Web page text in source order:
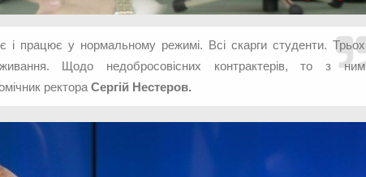
і працює у нормальному режимі. Всі скарги студенти. Трьох
Щодо недобросовісних контрактерів, то з ним
ректора Сергій Нестеров.